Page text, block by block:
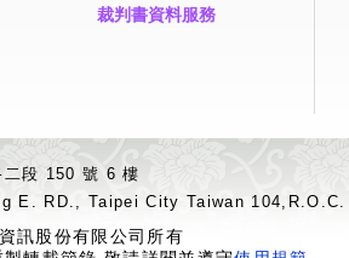
裁判書資料服務
二段 150 號 6 樓
E. RD., Taipei City Taiwan 104,R.O.C.
訊股份有限公司所有